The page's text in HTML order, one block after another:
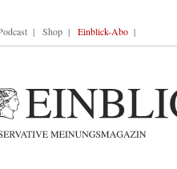
Shop Einblick-Abo